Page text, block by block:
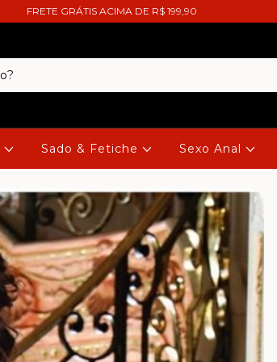
FRETE GRÁTIS ACIMA DE R$ 199,90
Sado & Fetiche Sexo Anal